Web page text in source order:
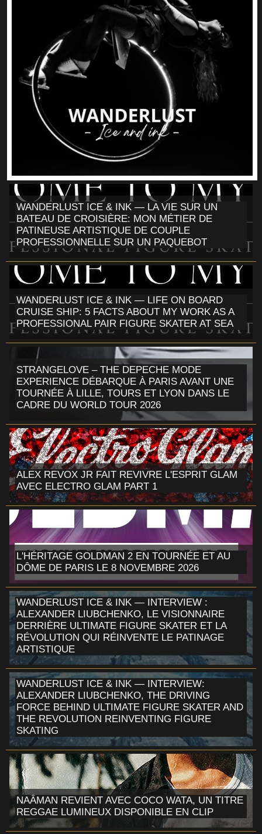
WANDERLUST ICE & INK — LA VIE SUR UN
BATEAU DE CROISIÈRE: MON MÉTIER DE
PATINEUSE ARTISTIQUE DE COUPLE
PROFESSIONNELLE SUR UN PAQUEBOT
WANDERLUST ICE & INK — LIFE ON BOARD
CRUISE SHIP: 5 FACTS ABOUT MY WORK AS A
PROFESSIONAL PAIR FIGURE SKATER AT SEA
STRANGELOVE – THE DEPECHE MODE
EXPERIENCE DÉBARQUE À PARIS AVANT UNE
TOURNÉE À LILLE, TOURS ET LYON DANS LE
CADRE DU WORLD TOUR 2026
ALEX REVOX JR FAIT REVIVRE L'ESPRIT GLAM
AVEC ELECTRO GLAM PART 1
L'HÉRITAGE GOLDMAN 2 EN TOURNÉE ET AU
DÔME DE PARIS LE 8 NOVEMBRE 2026
WANDERLUST ICE & INK — INTERVIEW :
ALEXANDER LIUBCHENKO, LE VISIONNAIRE
DERRIÈRE ULTIMATE FIGURE SKATER ET LA
RÉVOLUTION QUI RÉINVENTE LE PATINAGE
ARTISTIQUE
WANDERLUST ICE & INK — INTERVIEW:
ALEXANDER LIUBCHENKO, THE DRIVING
FORCE BEHIND ULTIMATE FIGURE SKATER AND
THE REVOLUTION REINVENTING FIGURE
SKATING
NAÂMAN REVIENT AVEC COCO WATA, UN TITRE
REGGAE LUMINEUX DISPONIBLE EN CLIP